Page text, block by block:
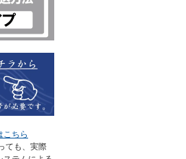
こちら
ても、実際